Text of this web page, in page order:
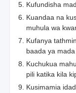
Kufundisha
Kuandaa na
muhula wa
Kufanya
baada ya
Kuchukua
pili katika kila
Kusimamia